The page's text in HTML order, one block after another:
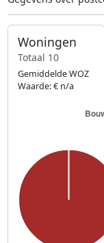
Woningen
Totaal 10
Gemiddelde WOZ
Waarde: € n/a